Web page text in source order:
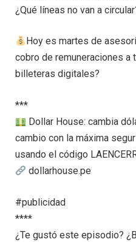
¿Qué líneas no van a
Hoy es martes de
cobro de remuneraciones a
billeteras digitales?
***
Dollar House: cambia
cambio con la máxima
usando el código
dollarhouse.pe
#publicidad
****
¿Te gustó este episodio?